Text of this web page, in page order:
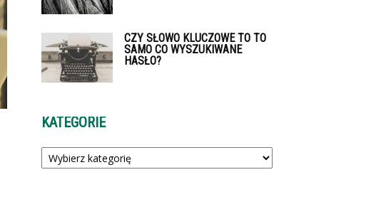
CZY SŁOWO KLUCZOWE TO TO
SAMO CO WYSZUKIWANE
HASŁO?
KATEGORIE
Kategorie